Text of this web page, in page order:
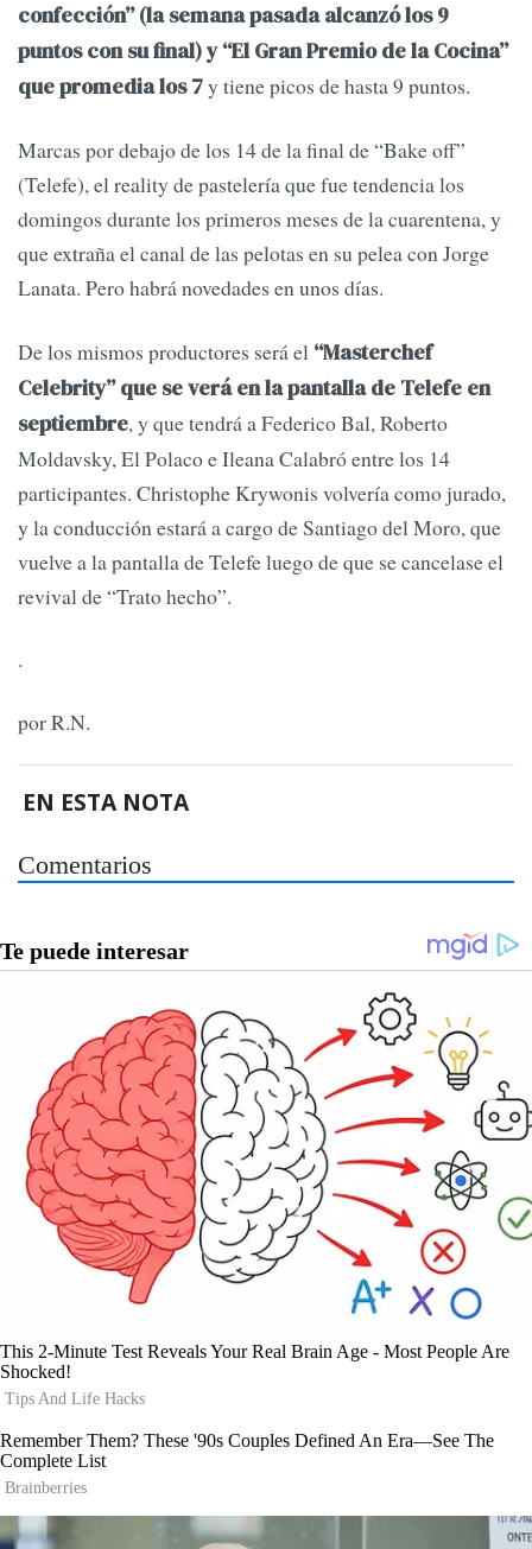
confección” (la semana pasada alcanzó los 9
puntos con su final) y “El Gran Premio de la Cocina”
que promedia los 7y tiene picos de hasta 9 puntos.
Marcas por debajo de los 14 de la final de “Bake off”
(Telefe), el reality de pastelería que fue tendencia los
domingos durante los primeros meses de la cuarentena, y
que extraña el canal de las pelotas en su pelea con Jorge
Lanata. Pero habrá novedades en unos días.
De los mismos productores será el “Masterchef
Celebrity” que se verá en la pantalla de Telefe en
septiembre, y que tendrá a Federico Bal, Roberto
Moldavsky, El Polaco e Ileana Calabró entre los 14
participantes. Christophe Krywonis volvería como jurado,
y la conducción estará a cargo de Santiago del Moro, que
vuelve a la pantalla de Telefe luego de que se cancelase el
revival de “Trato hecho”.
.
por R.N.
EN ESTA NOTA
Comentarios